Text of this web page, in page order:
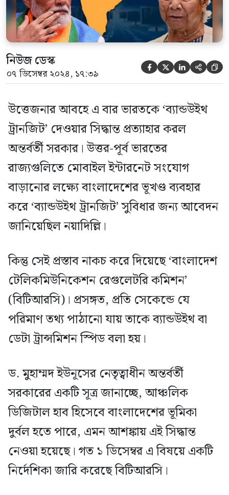
যে পরিমাণ তথ্য পাঠানো যায় তাকে ব্যান্ডউইথ বা
ডেটা […]
নিউজ ডেস্ক
০৭ ডিসেম্বর ২০২৪, ১৭:৩৯     
উত্তেজনার আবহে এ বার ভারতকে ‘ব্যান্ডউইথ
ট্রানজিট’ দেওয়ার সিদ্ধান্ত প্রত্যাহার করল
অন্তর্বর্তী সরকার। উত্তর-পূর্ব ভারতের
রাজ্যগুলিতে মোবাইল ইন্টারনেট সংযোগ
বাড়ানোর লক্ষ্যে বাংলাদেশের ভূখণ্ড ব্যবহার
করে ‘ব্যান্ডউইথ ট্রানজিট’ সুবিধার জন্য আবেদন
জানিয়েছিল নয়াদিল্লি।
কিন্তু সেই প্রস্তাব নাকচ করে দিয়েছে ‘বাংলাদেশ
টেলিকমিউনিকেশন রেগুলেটরি কমিশন’
(বিটিআরসি)। প্রসঙ্গত, প্রতি সেকেন্ডে যে
পরিমাণ তথ্য পাঠানো যায় তাকে ব্যান্ডউইথ বা
ডেটা ট্রান্সমিশন স্পিড বলা হয়।
ড. মুহাম্মদ ইউনূসের নেতৃত্বাধীন অন্তর্বর্তী
সরকারের একটি সূত্র জানাচ্ছে, আঞ্চলিক
ডিজিটাল হাব হিসেবে বাংলাদেশের ভূমিকা
দুর্বল হতে পারে, এমন আশঙ্কায় এই সিদ্ধান্ত
নেওয়া হয়েছে। গত ১ ডিসেম্বর এ বিষয়ে একটি
নির্দেশিকা জারি করেছে বিটিআরসি।